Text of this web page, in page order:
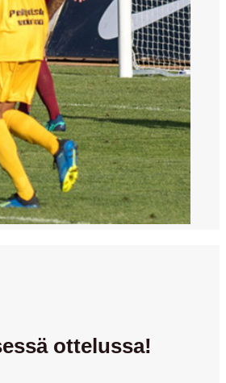
ottelussa!